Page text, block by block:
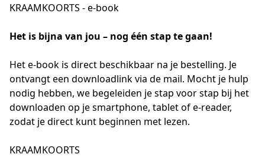
KRAAMKOORTS - e-book
Het is bijna van jou – nog één stap te gaan!
Het e-book is direct beschikbaar na je bestelling. Je
ontvangt een downloadlink via de mail. Mocht je hulp
nodig hebben, we begeleiden je stap voor stap bij het
downloaden op je smartphone, tablet of e-reader,
zodat je direct kunt beginnen met lezen.
KRAAMKOORTS